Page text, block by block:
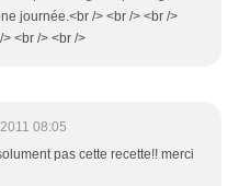
journée.<br /> <br /> <br />
<br /> <br />
08:05
pas cette recette!! merci